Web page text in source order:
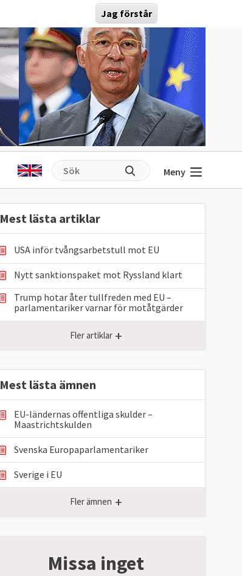
Jag förstår
Meny
Mest lästa artiklar
USA inför tvångsarbetstull mot EU
Nytt sanktionspaket mot Ryssland klart
Trump hotar åter tullfreden med EU –
parlamentariker ⁠varnar för motåtgärder
Fler artiklar +
Mest lästa ämnen
EU-ländernas offentliga skulder –
Maastrichtskulden
Svenska Europaparlamentariker
Sverige i EU
Fler ämnen +
Missa inget